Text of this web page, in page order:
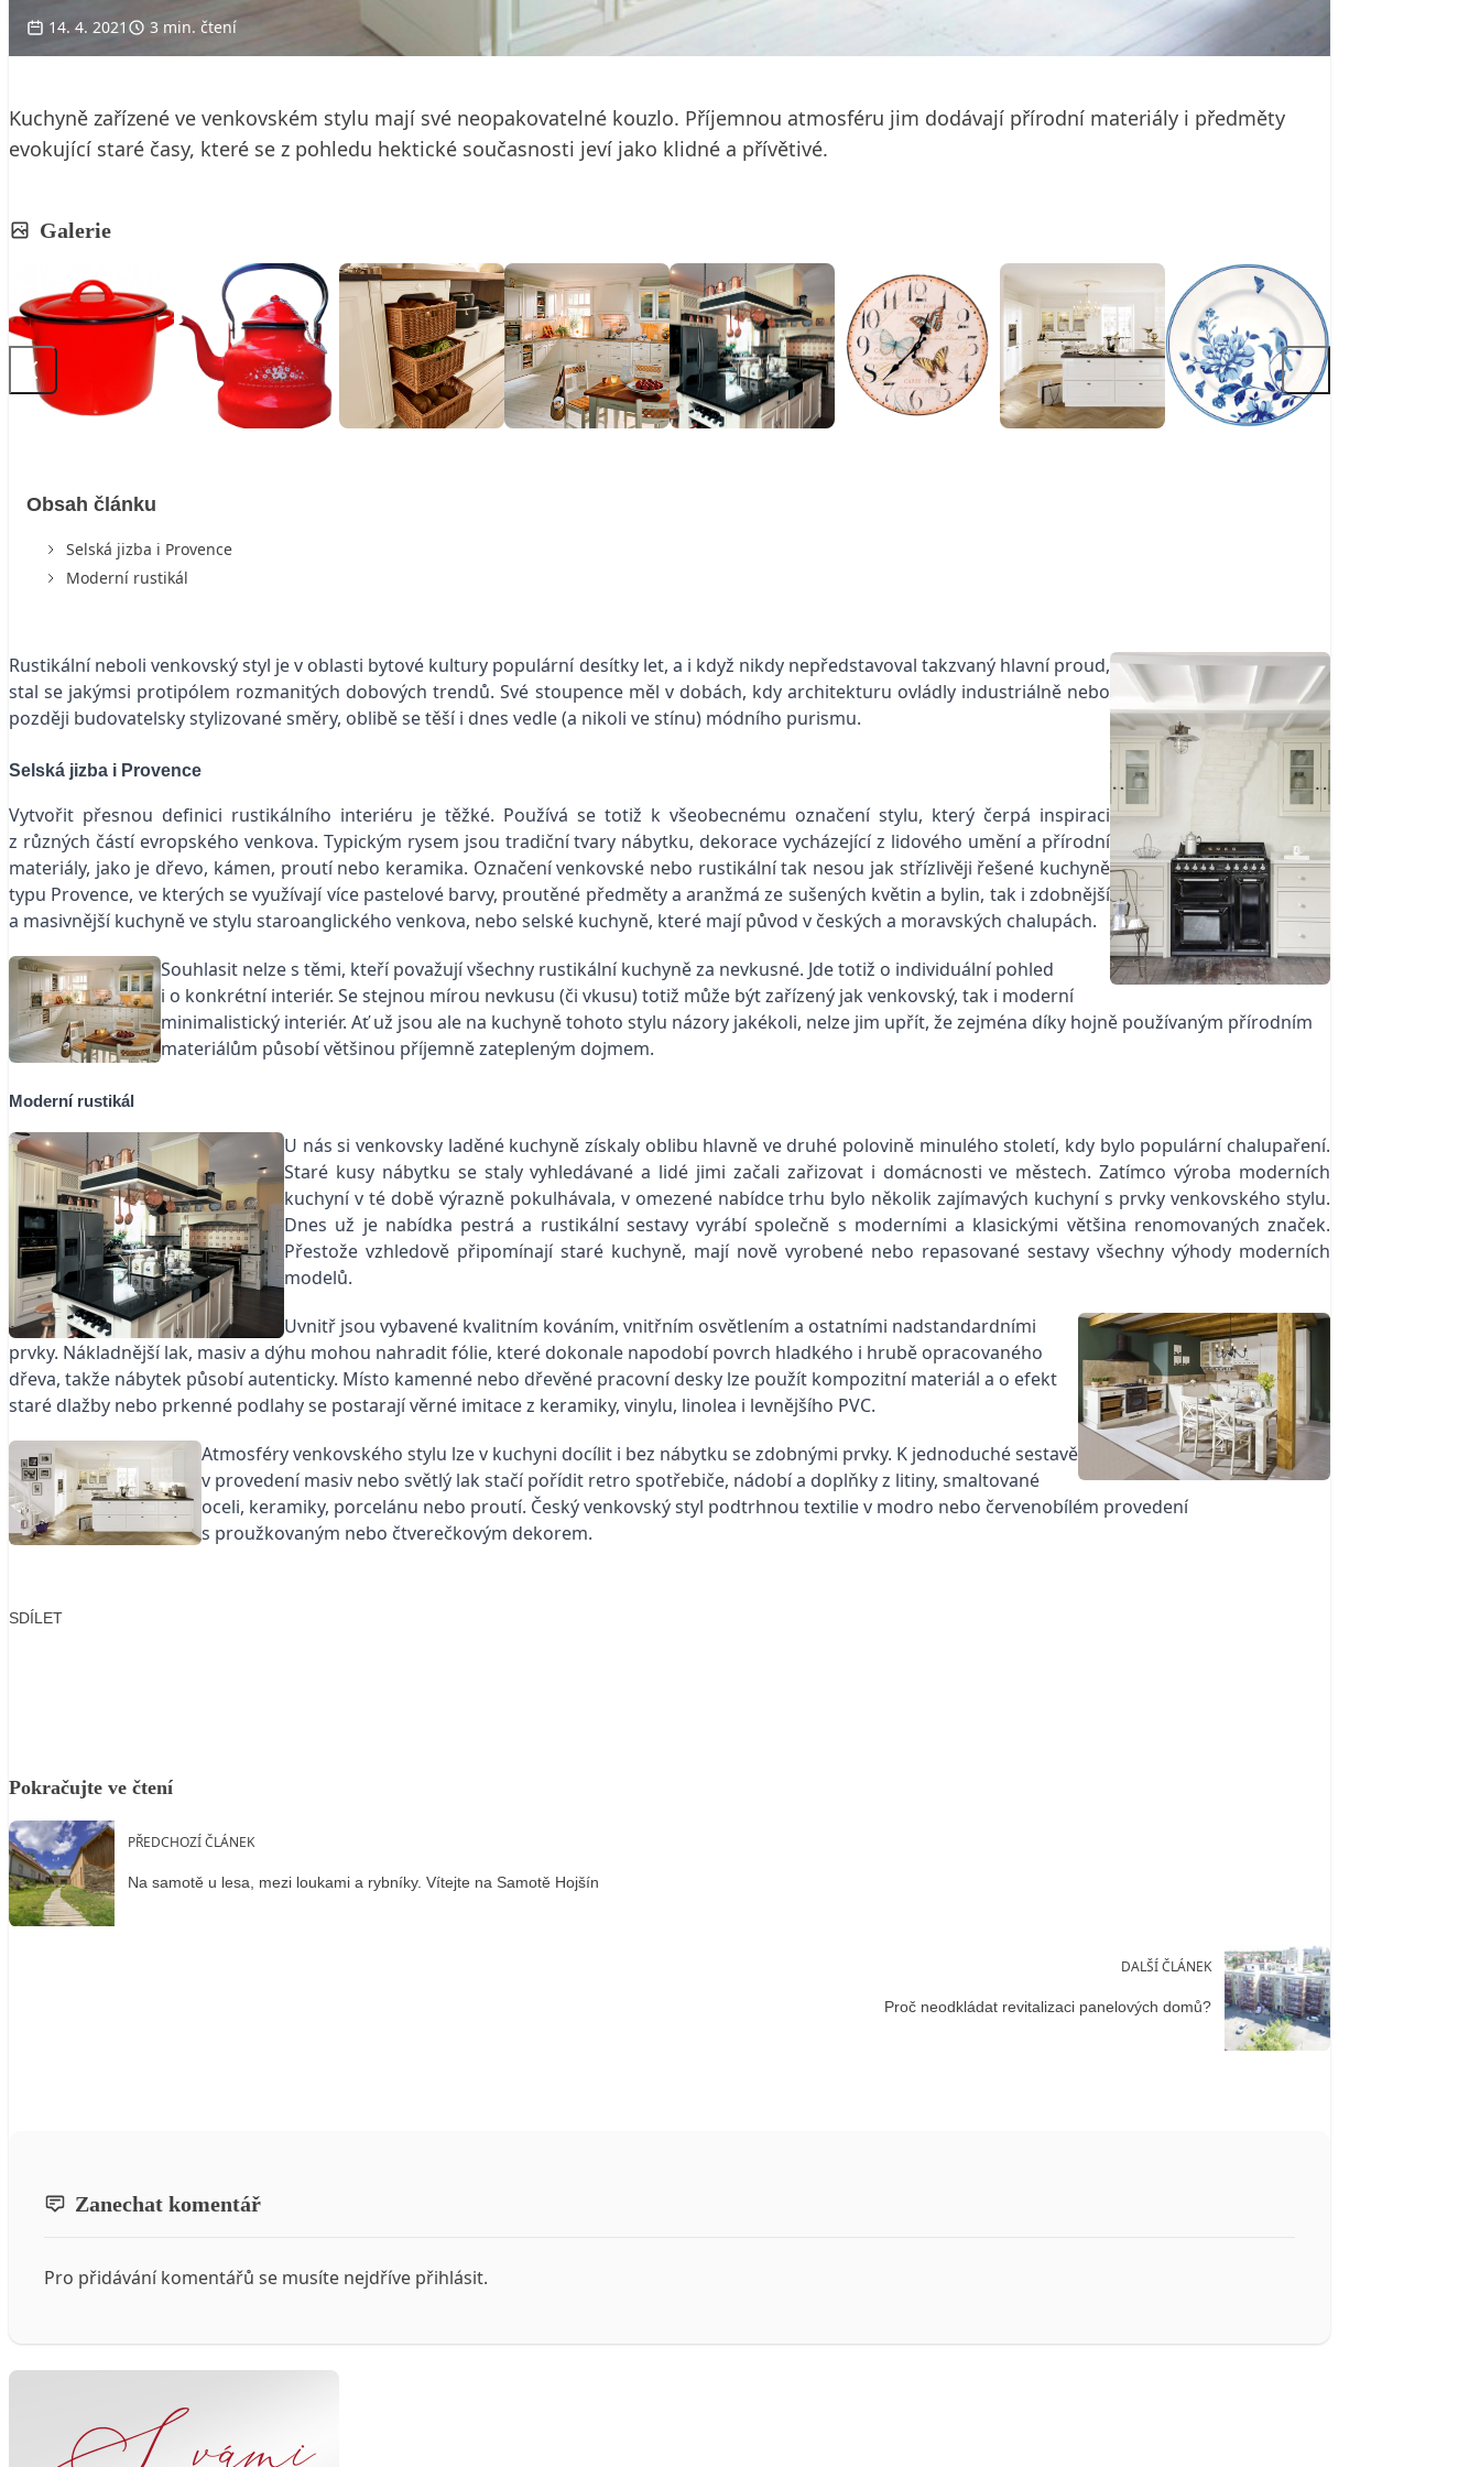
14. 4. 2021 3 min. čtení
Kuchyně zařízené ve venkovském stylu mají své neopakovatelné kouzlo. Příjemnou atmosféru jim dodávají přírodní materiály i předměty
evokující staré časy, které se z pohledu hektické současnosti jeví jako klidné a přívětivé.
Galerie
Obsah článku
Selská jizba i Provence
Moderní rustikál
Rustikální neboli venkovský styl je v oblasti bytové kultury populární desítky let, a i když nikdy nepředstavoval takzvaný hlavní proud,
stal se jakýmsi protipólem rozmanitých dobových trendů. Své stoupence měl v dobách, kdy architekturu ovládly industriálně nebo
později budovatelsky stylizované směry, oblibě se těší i dnes vedle (a nikoli ve stínu) módního purismu.
Selská jizba i Provence
Vytvořit přesnou definici rustikálního interiéru je těžké. Používá se totiž k všeobecnému označení stylu, který čerpá inspiraci
z různých částí evropského venkova. Typickým rysem jsou tradiční tvary nábytku, dekorace vycházející z lidového umění a přírodní
materiály, jako je dřevo, kámen, proutí nebo keramika. Označení venkovské nebo rustikální tak nesou jak střízlivěji řešené kuchyně
typu Provence, ve kterých se využívají více pastelové barvy, proutěné předměty a aranžmá ze sušených květin a bylin, tak i zdobnější
a masivnější kuchyně ve stylu staroanglického venkova, nebo selské kuchyně, které mají původ v českých a moravských chalupách.
Souhlasit nelze s těmi, kteří považují všechny rustikální kuchyně za nevkusné. Jde totiž o individuální pohled
i o konkrétní interiér. Se stejnou mírou nevkusu (či vkusu) totiž může být zařízený jak venkovský, tak i moderní
minimalistický interiér. Ať už jsou ale na kuchyně tohoto stylu názory jakékoli, nelze jim upřít, že zejména díky hojně používaným přírodním
materiálům působí většinou příjemně zatepleným dojmem.
Moderní rustikál
U nás si venkovsky laděné kuchyně získaly oblibu hlavně ve druhé polovině minulého století, kdy bylo populární chalupaření.
Staré kusy nábytku se staly vyhledávané a lidé jimi začali zařizovat i domácnosti ve městech. Zatímco výroba moderních
kuchyní v té době výrazně pokulhávala, v omezené nabídce trhu bylo několik zajímavých kuchyní s prvky venkovského stylu.
Dnes už je nabídka pestrá a rustikální sestavy vyrábí společně s moderními a klasickými většina renomovaných značek.
Přestože vzhledově připomínají staré kuchyně, mají nově vyrobené nebo repasované sestavy všechny výhody moderních
modelů.
Uvnitř jsou vybavené kvalitním kováním, vnitřním osvětlením a ostatními nadstandardními
prvky. Nákladnější lak, masiv a dýhu mohou nahradit fólie, které dokonale napodobí povrch hladkého i hrubě opracovaného
dřeva, takže nábytek působí autenticky. Místo kamenné nebo dřevěné pracovní desky lze použít kompozitní materiál a o efekt
staré dlažby nebo prkenné podlahy se postarají věrné imitace z keramiky, vinylu, linolea i levnějšího PVC.
Atmosféry venkovského stylu lze v kuchyni docílit i bez nábytku se zdobnými prvky. K jednoduché sestavě
v provedení masiv nebo světlý lak stačí pořídit retro spotřebiče, nádobí a doplňky z litiny, smaltované
oceli, keramiky, porcelánu nebo proutí. Český venkovský styl podtrhnou textilie v modro nebo červenobílém provedení
s proužkovaným nebo čtverečkovým dekorem.
SDÍLET
Pokračujte ve čtení
PŘEDCHOZÍ ČLÁNEK
Na samotě u lesa, mezi loukami a rybníky. Vítejte na Samotě Hojšín
DALŠÍ ČLÁNEK
Proč neodkládat revitalizaci panelových domů?
Zanechat komentář
Pro přidávání komentářů se musíte nejdříve přihlásit.